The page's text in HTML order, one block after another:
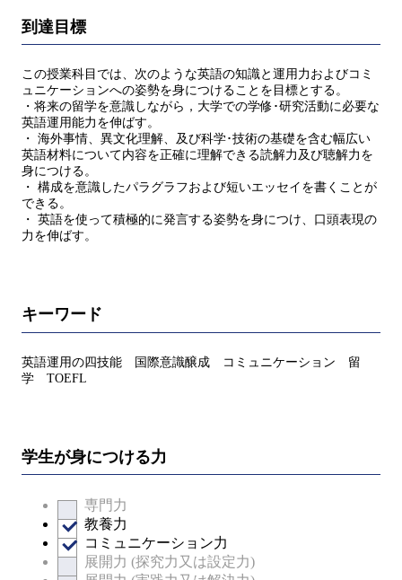
到達目標
この授業科目では、次のような英語の知識と運用力およびコミ
ュニケーションへの姿勢を身につけることを目標とする。
・将来の留学を意識しながら，大学での学修･研究活動に必要な
英語運用能力を伸ばす。
・ 海外事情、異文化理解、及び科学･技術の基礎を含む幅広い
英語材料について内容を正確に理解できる読解力及び聴解力を
身につける。
・ 構成を意識したパラグラフおよび短いエッセイを書くことが
できる。
・ 英語を使って積極的に発言する姿勢を身につけ、口頭表現の
力を伸ばす。
キーワード
英語運用の四技能 国際意識醸成 コミュニケーション 留
学 TOEFL
学生が身につける力
専門力
教養力
コミュニケーション力
展開力 (探究力又は設定力)